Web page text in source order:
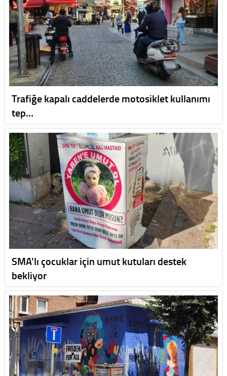
Trafiğe kapalı caddelerde motosiklet kullanımı
tep…
SMA'lı çocuklar için umut kutuları destek
bekliyor